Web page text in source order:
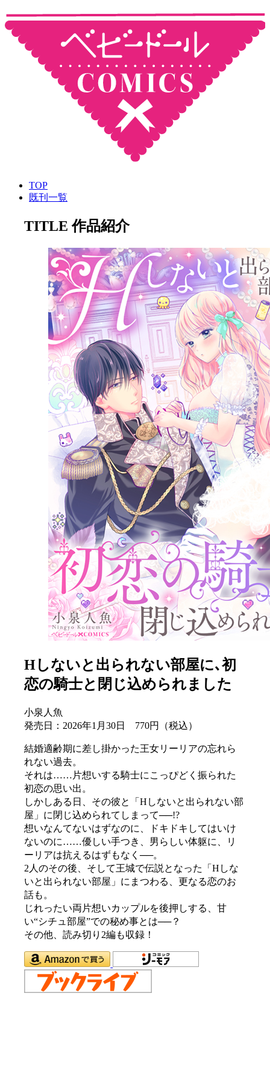
TOP
既刊一覧
TITLE作品紹介
Hしないと出られない部屋に､初
恋の騎士と閉じ込められました
小泉人魚
発売日：2026年1月30日 770円（税込）
結婚適齢期に差し掛かった王女リーリアの忘れら
れない過去。
それは……片想いする騎士にこっぴどく振られた
初恋の思い出。
しかしある日、その彼と「Hしないと出られない部
屋」に閉じ込められてしまって──!?
想いなんてないはずなのに、ドキドキしてはいけ
ないのに……優しい手つき、男らしい体躯に、リ
ーリアは抗えるはずもなく──。
2人のその後、そして王城で伝説となった「Hしな
いと出られない部屋」にまつわる、更なる恋のお
話も。
じれったい両片想いカップルを後押しする、甘
い“シチュ部屋”での秘め事とは──？
その他、読み切り2編も収録！